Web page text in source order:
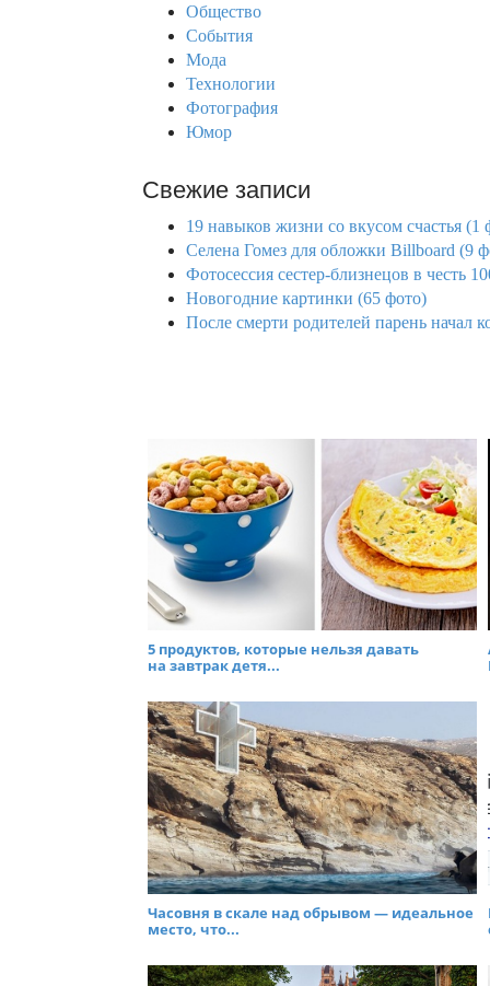
Общество
События
Мода
Технологии
Фотография
Юмор
Свежие записи
19 навыков жизни со вкусом счастья (1
Селена Гомез для обложки Billboard (9
Фотосессия сестер-близнецов в честь
Новогодние картинки (65 фото)
После смерти родителей парень начал
5 продуктов, которые нельзя давать
на завтрак детя...
Часовня в скале над обрывом — идеальное
место, что...